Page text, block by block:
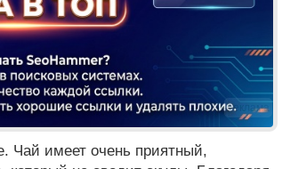
Реклама
Чай имеет очень приятный,